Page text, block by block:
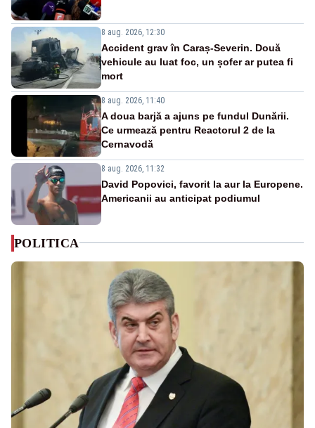
8 aug. 2026, 12:30
Accident grav în Caraș-Severin. Două
vehicule au luat foc, un șofer ar putea fi
mort
8 aug. 2026, 11:40
A doua barjă a ajuns pe fundul Dunării.
Ce urmează pentru Reactorul 2 de la
Cernavodă
8 aug. 2026, 11:32
David Popovici, favorit la aur la Europene.
Americanii au anticipat podiumul
POLITICA